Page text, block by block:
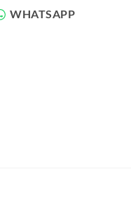
WHATSAPP